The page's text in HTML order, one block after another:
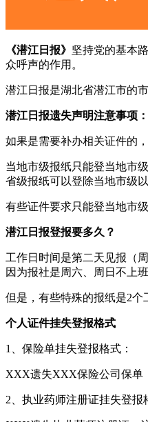
《潜江日报》 坚持党的基本
众呼声的作用。
潜江日报是湖北省潜江市的
潜江日报遗失声明注意事项：
如果是需要补办相关证件的
当地市级报纸只能登当地市
省级报纸可以登除当地市级
有些证件要求只能登当地市
潜江日报登报要多久？
工作日时间是第二天见报（
因为报社是周六、周日不上
但是，有些特殊的报纸是2个
个人证件挂失登报格式
1、保险单挂失登报格式：
XXX遗失XXX保险公司保单
2、执业药师注册证挂失登报